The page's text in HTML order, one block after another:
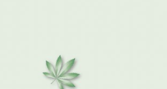
Subscribe
เลือกหัวข้อที่ท่านต้องการ Subscribe